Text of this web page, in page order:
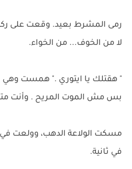
رمى المشرط بعيد. وقعت على
لا من الخوف... من الخواء.
" هقتلك يا ايتوري ." همست وهي
بس مش الموت المريح . وأنت
مسكت الولاعة الدهب، وولعت في
في ثانية.